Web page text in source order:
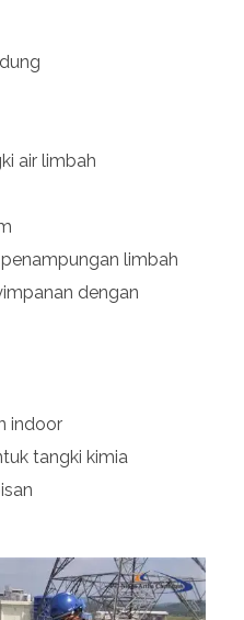
air limbah
limbah
dengan
indoor
tangki kimia